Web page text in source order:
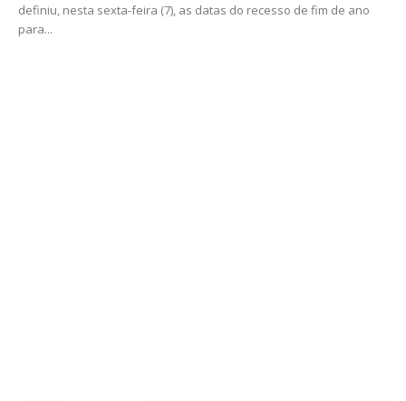
definiu, nesta sexta-feira (7), as datas do recesso de fim de ano
para...